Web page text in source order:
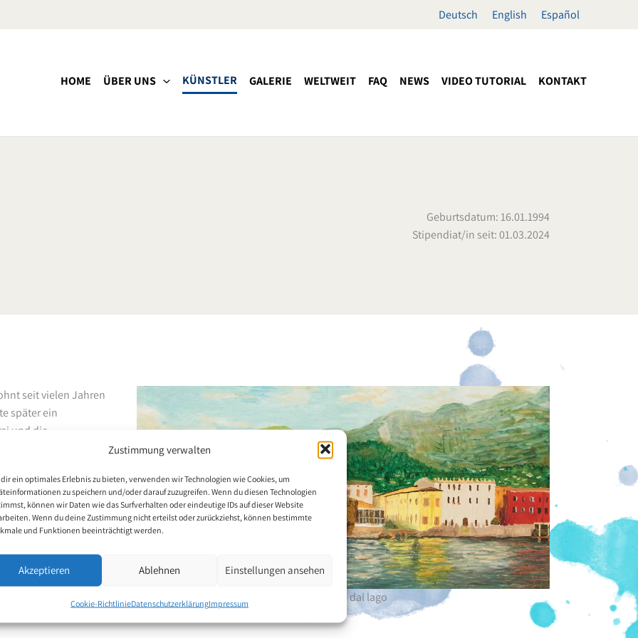
Zustimmung verwalten
ein optimales Erlebnis zu bieten, verwenden wir Technologien wie Cookies, um
zu speichern und/oder darauf zuzugreifen. Wenn du diesen Technologien
können wir Daten wie das Surfverhalten oder eindeutige IDs auf dieser Website
Wenn du deine Zustimmung nicht erteilst oder zurückziehst, können bestimmte
und Funktionen beeinträchtigt werden.
Akzeptieren Ablehnen Einstellungen ansehen
Cookie-RichtlinieDatenschutzerklärungImpressum
Deutsch English Español
HOME ÜBER UNS KÜNSTLER GALERIE WELTWEIT FAQ NEWS VIDEO TUTORIAL KONTAKT
Geburtsdatum: 16.01.1994
Stipendiat/in seit: 01.03.2024
seit vielen Jahren
später ein
und die
nie auf den Weg
Fahrradausflug
entdeckten und Hilfe
Sein Interesse
des
Natur zu folgen
Ausnahme eines
seine Technik
Bruder zusammen,
Leidenschaft für die
Malcesine dal lago